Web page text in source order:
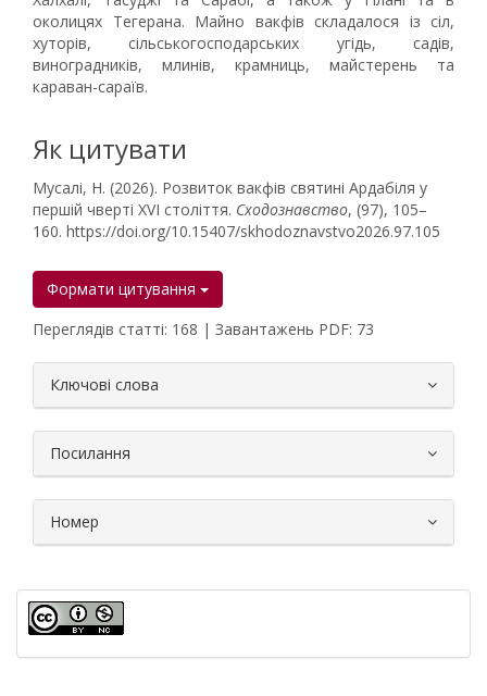
околицях Тегерана. Майно вакфів складалося із сіл,
хуторів, сільськогосподарських угідь, садів,
виноградників, млинів, крамниць, майстерень та
караван-сараїв.
Як цитувати
Мусалі, Н. (2026). Розвиток вакфів святині Ардабіля у
першій чверті XVI століття. Сходознавство, (97), 105–
160. https://doi.org/10.15407/skhodoznavstvo2026.97.105
Формати цитування
Переглядів статті: 168 | Завантажень PDF: 73
Ключові слова
Посилання
Номер